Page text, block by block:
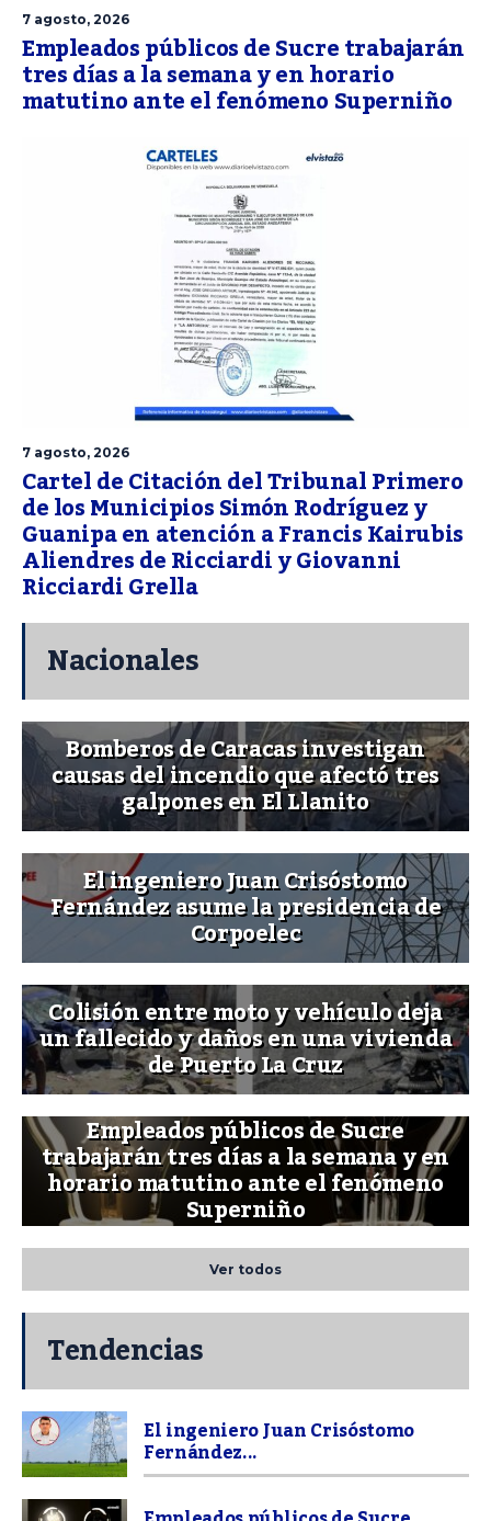
7 agosto, 2026
Empleados públicos de Sucre trabajarán
tres días a la semana y en horario
matutino ante el fenómeno Superniño
7 agosto, 2026
Cartel de Citación del Tribunal Primero
de los Municipios Simón Rodríguez y
Guanipa en atención a Francis Kairubis
Aliendres de Ricciardi y Giovanni
Ricciardi Grella
Nacionales
Bomberos de Caracas investigan
causas del incendio que afectó tres
galpones en El Llanito
El ingeniero Juan Crisóstomo
Fernández asume la presidencia de
Corpoelec
Colisión entre moto y vehículo deja
un fallecido y daños en una vivienda
de Puerto La Cruz
Empleados públicos de Sucre
trabajarán tres días a la semana y en
horario matutino ante el fenómeno
Superniño
Ver todos
Tendencias
El ingeniero Juan Crisóstomo
Fernández...